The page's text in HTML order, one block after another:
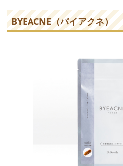
BYEACNE（バイアクネ）